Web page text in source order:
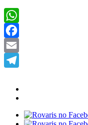
WhatsApp
Facebook
Email